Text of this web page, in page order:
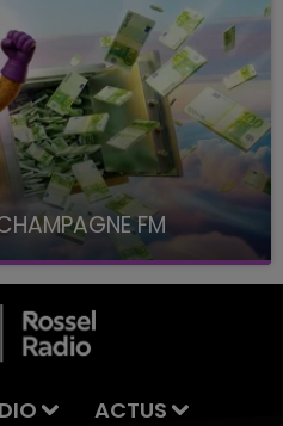
FM
FM, à 8H10
ACTUS